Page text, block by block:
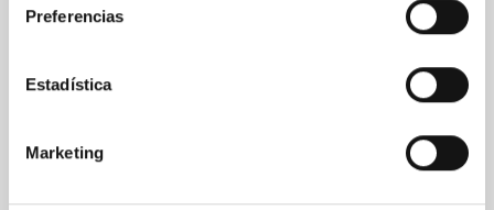
Preferencias
Estadística
Marketing
Referencia:
$96.63
DETALLES